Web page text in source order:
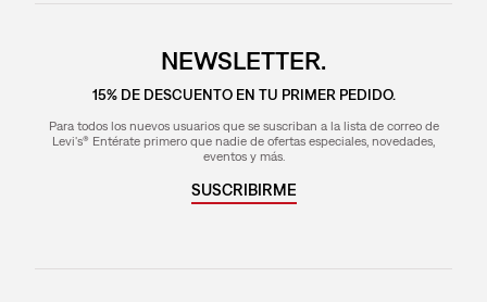
NEWSLETTER.
15% DE DESCUENTO EN TU PRIMER PEDIDO.
Para todos los nuevos usuarios que se suscriban a la lista de correo de
Levi's® Entérate primero que nadie de ofertas especiales, novedades,
eventos y más.
SUSCRIBIRME